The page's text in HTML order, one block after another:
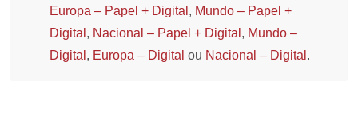
Europa – Papel + Digital , Mundo – Papel +
Digital , Nacional – Papel + Digital , Mundo –
Digital , Europa – Digital ou Nacional – Digital .